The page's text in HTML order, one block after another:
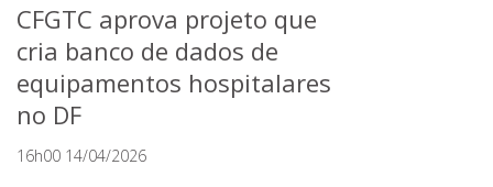
CFGTC aprova projeto que
cria banco de dados de
equipamentos hospitalares
no DF
16h00 14/04/2026